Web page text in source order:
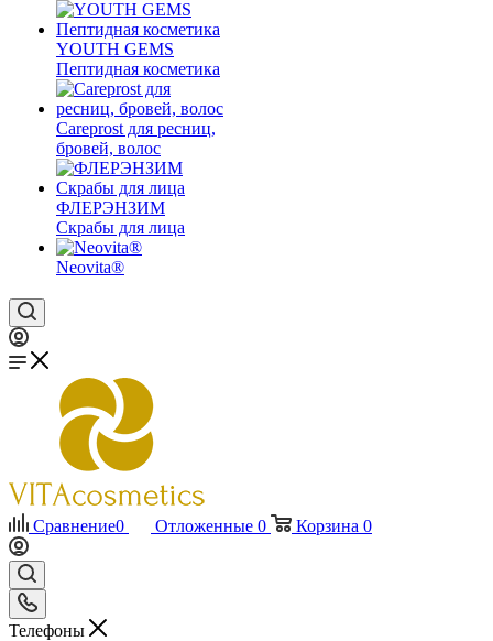
YOUTH GEMS
Пептидная косметика
Careprost для ресниц,
бровей, волос
ФЛЕРЭНЗИМ
Скрабы для лица
Neovita®
Сравнение0 Отложенные 0 Корзина 0
Телефоны